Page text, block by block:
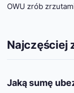
OWU zrób
Najczęściej
Jaką sumę